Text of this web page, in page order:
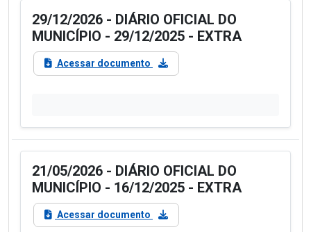
29/12/2026 - DIÁRIO OFICIAL DO
MUNICÍPIO - 29/12/2025 - EXTRA
Acessar documento
21/05/2026 - DIÁRIO OFICIAL DO
MUNICÍPIO - 16/12/2025 - EXTRA
Acessar documento